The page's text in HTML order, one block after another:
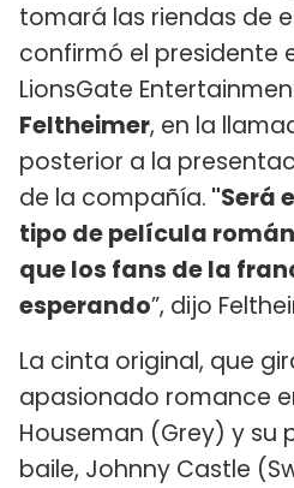
tomará las riendas de
confirmó el presidente
LionsGate
Feltheimer, en la
posterior a la
de la compañía. "Será
tipo de película
que los fans de la
esperando”, dijo
La cinta original, que
apasionado romance
Houseman (Grey) y su
baile, Johnny Castle